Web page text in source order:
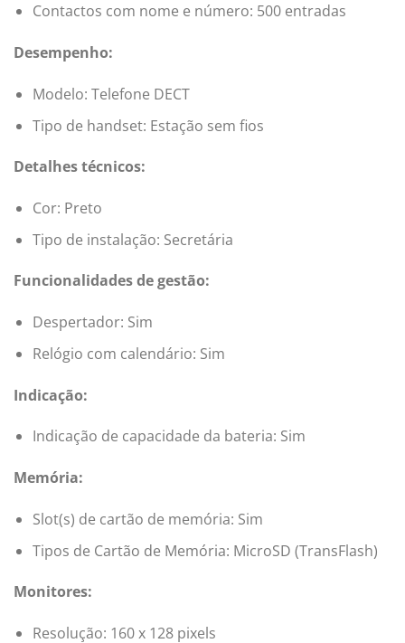
Contactos com nome e número: 500 entradas
Desempenho:
Modelo: Telefone DECT
Tipo de handset: Estação sem fios
Detalhes técnicos:
Cor: Preto
Tipo de instalação: Secretária
Funcionalidades de gestão:
Despertador: Sim
Relógio com calendário: Sim
Indicação:
Indicação de capacidade da bateria: Sim
Memória:
Slot(s) de cartão de memória: Sim
Tipos de Cartão de Memória: MicroSD (TransFlash)
Monitores:
Resolução: 160 x 128 pixels